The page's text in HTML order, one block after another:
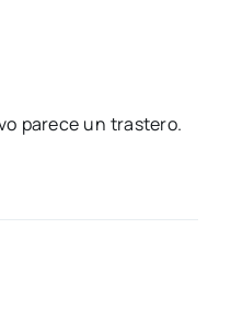
pare­ce un tras­te­ro.